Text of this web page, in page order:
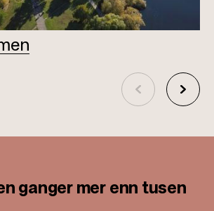
gangermer enn tusen